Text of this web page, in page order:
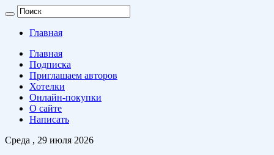
Главная
Главная
Подписка
Приглашаем авторов
Хотелки
Онлайн-покупки
О сайте
Написать
Среда , 29 июля 2026